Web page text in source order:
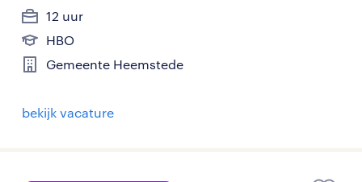
12 uur
HBO
Gemeente Heemstede
bekijk vacature